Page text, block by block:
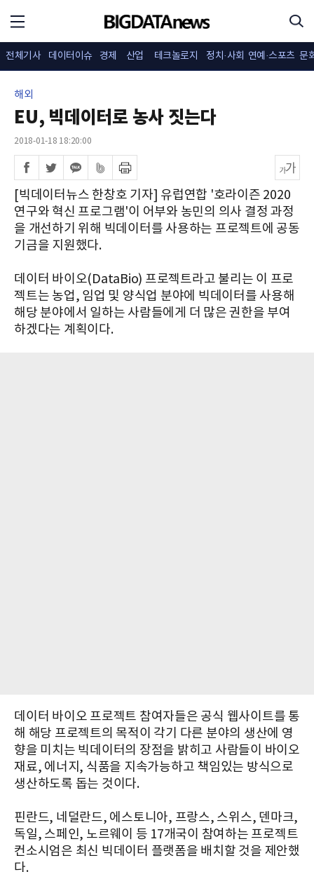
전체기사 데이터이슈 경제 산업 테크놀로지 정치·사회 연예·스포츠 문
해외
EU, 빅데이터로 농사 짓는다
2018-01-18 18:20:00
[빅데이터뉴스 한창호 기자] 유럽연합 '호라이즌 2020
연구와 혁신 프로그램'이 어부와 농민의 의사 결정 과정
을 개선하기 위해 빅데이터를 사용하는 프로젝트에 공동
기금을 지원했다.
데이터 바이오(DataBio) 프로젝트라고 불리는 이 프로
젝트는 농업, 임업 및 양식업 분야에 빅데이터를 사용해
해당 분야에서 일하는 사람들에게 더 많은 권한을 부여
하겠다는 계획이다.
데이터 바이오 프로젝트 참여자들은 공식 웹사이트를 통
해 해당 프로젝트의 목적이 각기 다른 분야의 생산에 영
향을 미치는 빅데이터의 장점을 밝히고 사람들이 바이오
재료, 에너지, 식품을 지속가능하고 책임있는 방식으로
생산하도록 돕는 것이다.
핀란드, 네덜란드, 에스토니아, 프랑스, ​​스위스, 덴마크,
독일, 스페인, 노르웨이 등 17개국이 참여하는 프로젝트
컨소시엄은 최신 빅데이터 플랫폼을 배치할 것을 제안했
다.